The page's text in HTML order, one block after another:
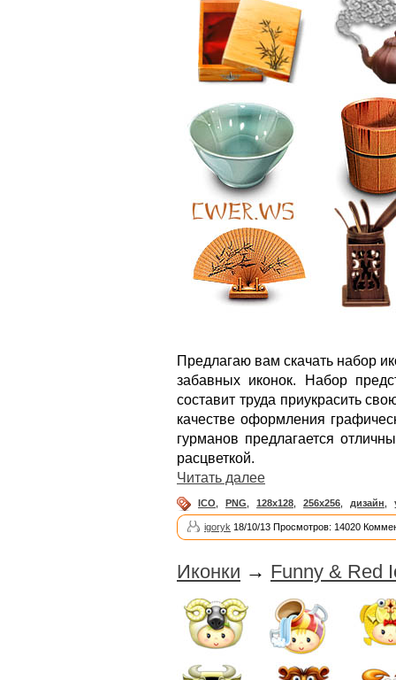
Предлагаю вам скачать набор
забавных иконок. Набор
составит труда приукрасить
качестве оформления
гурманов предлагается
расцветкой.
Читать далее
ICO PNG 128x128 256x256 дизайн
igoryk 18/10/13 Просмотров: 14020
Иконки → Funny & Red